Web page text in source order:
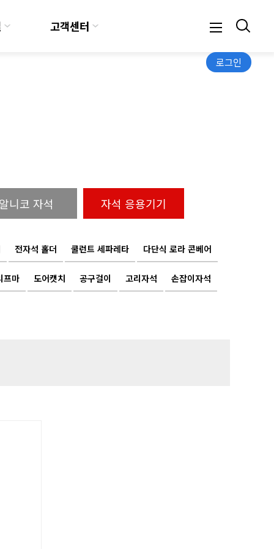
로그인
고객센터
알니코 자석 자석 응용기기
전자석 홀더 쿨런트 세파레타 다단식 로라 콘베어
프마 도어캣치 공구걸이 고리자석 손잡이자석